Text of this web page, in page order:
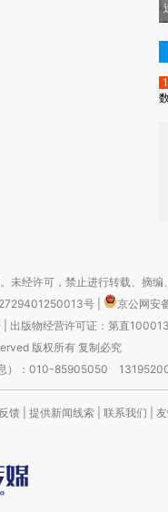
1
经许可，禁止进行转载、摘编
号
京公网安
| 出版物经营许可证：第直
版权所有 复制必究
）：010-85905050
馈 提供新闻线索 联系我们